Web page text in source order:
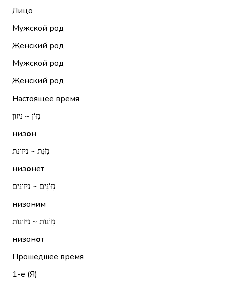
Лицо
Мужской род
Женский род
Мужской род
Женский род
Настоящее время
נִזּוֹן ~ ניזון
низон
נִזֹּנֶת ~ ניזונת
низонет
נִזּוֹנִים ~ ניזונים
низоним
נִזּוֹנוֹת ~ ניזונות
низонот
Прошедшее время
1-е (Я)